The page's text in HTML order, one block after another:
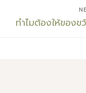
Next
ทำไมต้องให้ของ